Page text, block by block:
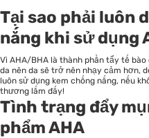
Tại sao phải luôn
nắng khi sử dụng
Vì AHA/BHA là thành phần tẩy tế
da nên da sẽ trở nên nhạy cảm hơn,
luôn sử dụng kem chống nắng, nếu
thương lắm đấy!
Tình trạng đẩy
phẩm AHA